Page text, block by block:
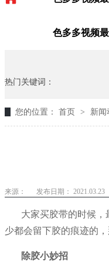
色多多视频
热门关键词：
您的位置： 首页 > 新闻
来源： 发布日期： 2021.03.23
大家买胶带的时候
少都会留下胶的痕迹的
除胶小妙招